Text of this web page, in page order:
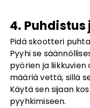
4.
Pidä skootteri
Pyyhi se
pyörien ja
määriä vettä, sillä
Käytä sen sijaan
pyyhkimiseen.